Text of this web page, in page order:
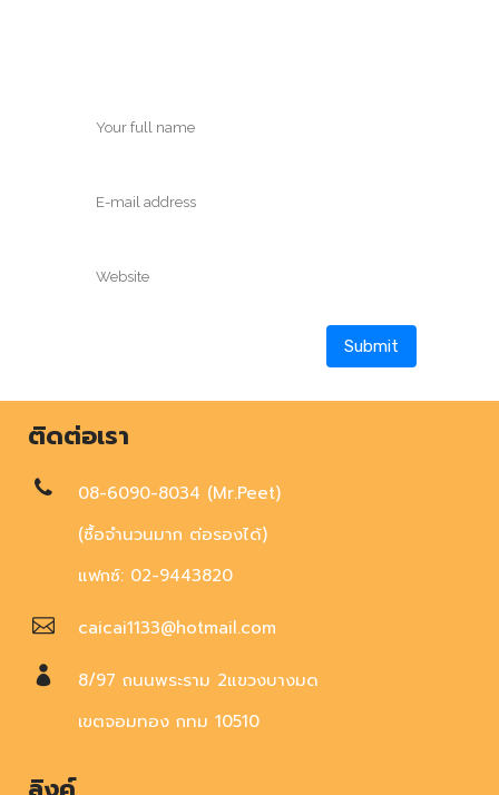
ติดต่อเรา
08-6090-8034 (Mr.Peet)
(ซื้อจำนวนมาก ต่อรองได้)
แฟกซ์: 02-9443820
caicai1133@hotmail.com
8/97 ถนนพระราม 2แขวงบางมด
เขตจอมทอง กทม 10510